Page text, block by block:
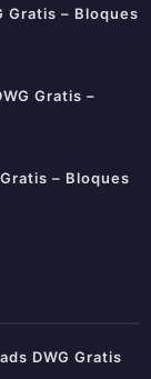
Gratis – Bloques
Gratis –
– Bloques
DWG Gratis